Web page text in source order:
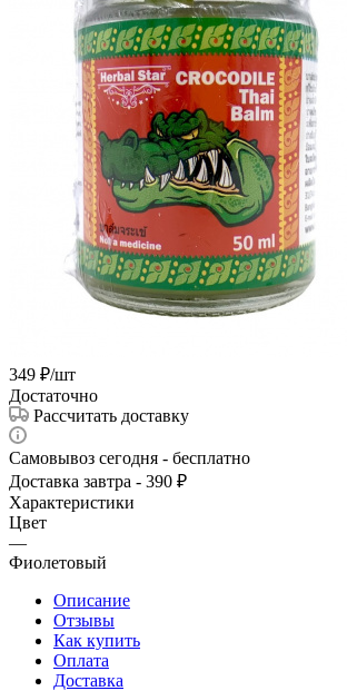
349 ₽/шт
Достаточно
Рассчитать доставку
Самовывоз сегодня - бесплатно
Доставка завтра - 390 ₽
Характеристики
Цвет
—
Фиолетовый
Описание
Отзывы
Как купить
Оплата
Доставка